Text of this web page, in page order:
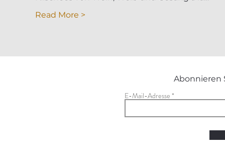
Read More >
Abonnieren
E-Mail-Adresse